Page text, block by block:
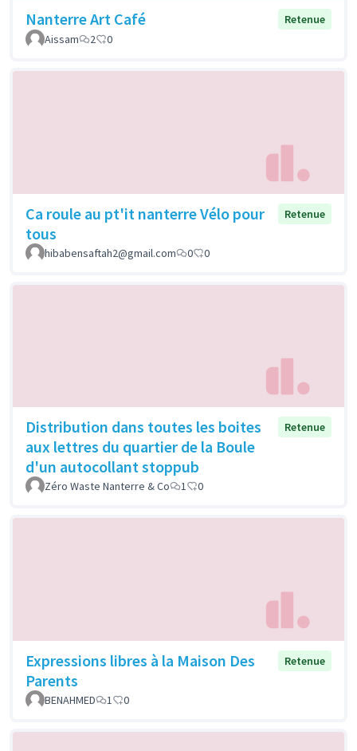
Nanterre Art Café
Retenue
Aissam
2 0
Ca roule au pt'it nanterre Vélo pour
tous
Retenue
hibabensaftah2@gmail.com 0 0
Distribution dans toutes les boites
aux lettres du quartier de la Boule
d'un autocollant stoppub
Retenue
Zéro Waste Nanterre & Co 1 0
Expressions libres à la Maison Des
Parents
Retenue
BENAHMED 1 0